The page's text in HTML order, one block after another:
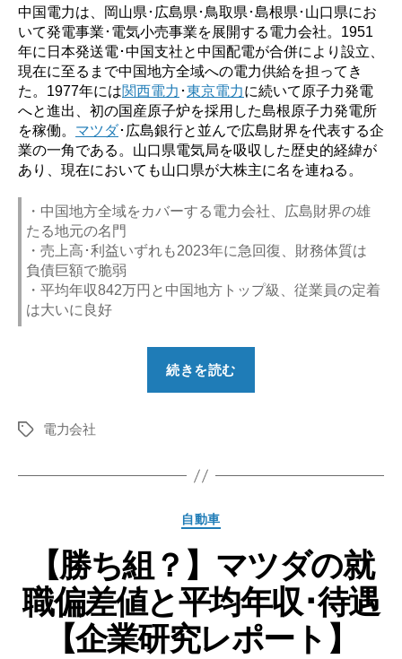
中国電力は、岡山県･広島県･鳥取県･島根県･山口県にお
いて発電事業･電気小売事業を展開する電力会社。1951
年に日本発送電･中国支社と中国配電が合併により設立、
現在に至るまで中国地方全域への電力供給を担ってき
た。1977年には関西電力 ･東京電力に続いて原子力発電
へと進出、初の国産原子炉を採用した島根原子力発電所
を稼働。 マツダ･広島銀行と並んで広島財界を代表する企
業の一角である。山口県電気局を吸収した歴史的経緯が
あり、現在においても山口県が大株主に名を連ねる。
・中国地方全域をカバーする電力会社、広島財界の雄
たる地元の名門
・売上高･利益いずれも2023年に急回復、財務体質は
負債巨額で脆弱
・平均年収842万円と中国地方トップ級、従業員の定着
は大いに良好
続きを読む
電
就
職
偏
差
値･
タ
電力会社
カ
ー
自動車
【勝ち組？】マツダの就
職偏差値と平均年収･待遇
【企業研究レポート】